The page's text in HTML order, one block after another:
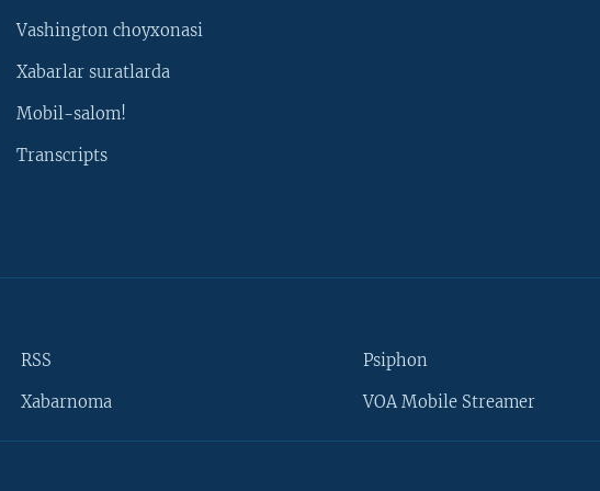
Vashington choyxonasi
Xabarlar suratlarda
Mobil-salom!
Transcripts
RSS
Xabarnoma
Psiphon
VOA Mobile Streamer